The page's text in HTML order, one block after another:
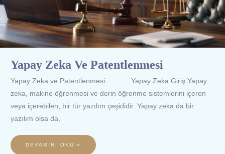
Yapay Zeka Ve Patentlenmesi
Yapay Zeka ve Patentlenmesi Yapay Zeka Giriş Yapay
zeka, makine öğrenmesi ve derin öğrenme sistemlerini içeren
veya içerebilen, bir tür yazılım çeşididir. Yapay zeka da bir
yazılım olsa da,
DEVAMINI OKU »